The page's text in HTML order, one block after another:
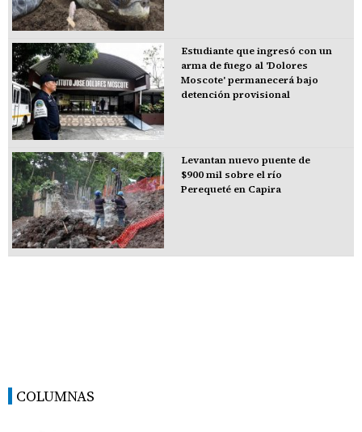
Estudiante que ingresó con un
arma de fuego al 'Dolores
Moscote' permanecerá bajo
detención provisional
Levantan nuevo puente de
$900 mil sobre el río
Perequeté en Capira
COLUMNAS